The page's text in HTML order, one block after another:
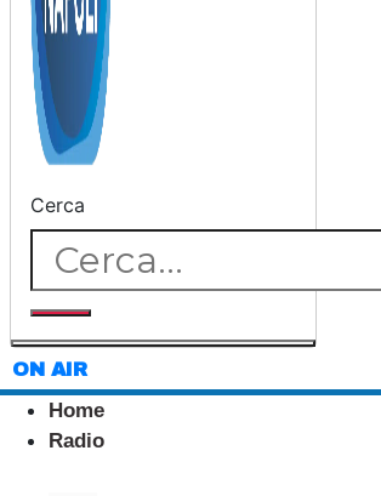
Cerca
ON AIR
Home
Radio